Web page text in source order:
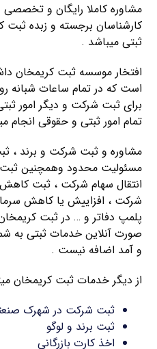
مشاوره کاملا رایگان و تخصصی
کارشناسان برجسته و زبده ثبت
ثبتی میباشد .
افتخار موسسه ثبت کریمخان
است که در تمام ساعات شبانه
برای ثبت شرکت و دیگر امور
تمام امور ثبتی و حقوقی انجام
مشاوره و ثبت شرکت و برند
مسئولیت محدود وهمچنین
انتقال سهام شرکت ، ثبت
شرکت ، افزاییش یا کاهش
پلمپ دفاتر و … در ثبت
صورت آنلاین خدمات ثبتی به
و آمد اضافه نیست .
از دیگر خدمات ثبت کریمخان
ثبت شرکت در شهرک
ثبت برند و لوگو
اخذ کارت بازرگانی